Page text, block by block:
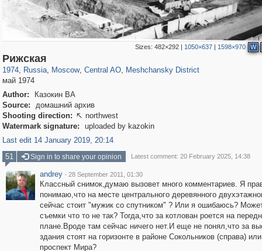
Sizes:482×292 | 1050×637 | 1598×970 W
Рижская
1974, Russia
1,406,840
, Moscow
319,864
, Central AO, Meshchansky District
май 1974
Author:
Казокин ВА
Source:
домашний архив
Shooting direction:  northwest
Watermark signature:
uploaded by kazokin
Last edit 14 January 2019, 20:14
51
Sign in to share your opinion Latest comment: 20 February 2025, 14:38
andrey · 28 September 2011, 01:30
Классный снимок,думаю вызовет много комментариев. Я
понимаю,что на месте центрального деревянного
сейчас стоит "мужик со спутником" ? Или я ошибаюсь?
съемки что то не так? Тогда,что за котлован роется на
плане.Вроде там сейчас ничего нет.И еще не понял,что за
здания стоят на горизонте в районе Сокольников (справа)
проспект Мира?